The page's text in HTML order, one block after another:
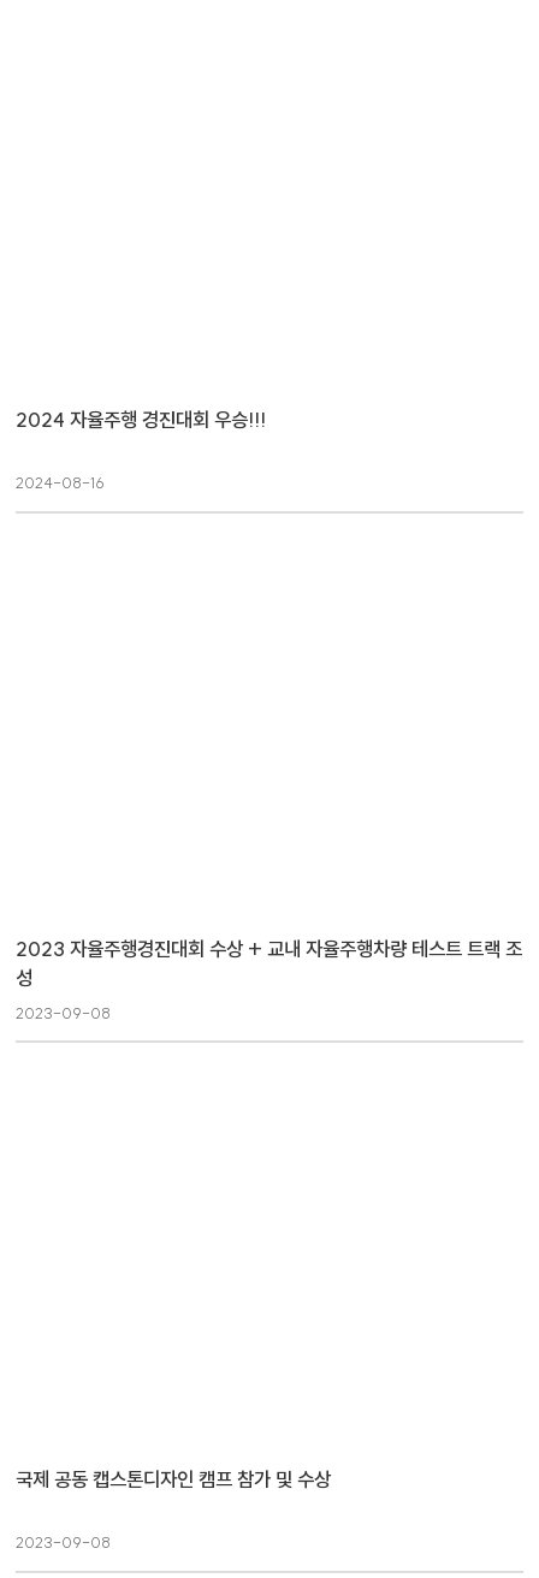
2024 자율주행 경진대회 우승!!!
2024-08-16
2023 자율주행경진대회 수상 + 교내 자율주행차량 테스트 트랙 조
성
2023-09-08
국제 공동 캡스톤디자인 캠프 참가 및 수상
2023-09-08